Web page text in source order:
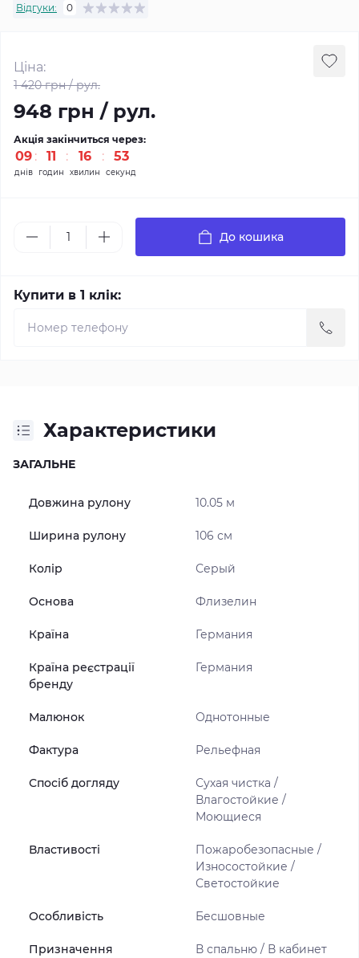
Відгуки: 0
Ціна:
1 420 грн / рул.
948 грн / рул.
Акція закінчиться через:
09
днів
11
годин
16
хвилин
52
секунд
До кошика
Купити в 1 клік:
Характеристики
ЗАГАЛЬНЕ
Довжина рулону 10.05 м
Ширина рулону 106 см
Колір Серый
Основа Флизелин
Країна Германия
Країна реєстрації
бренду
Германия
Малюнок Однотонные
Фактура Рельефная
Спосіб догляду
Сухая чистка /
Влагостойкие /
Моющиеся
Властивості
Пожаробезопасные /
Износостойкие /
Светостойкие
Особливість Бесшовные
Призначення
В спальню / В кабинет